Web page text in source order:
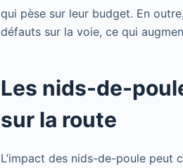
qui pèse sur leur budget. En
défauts sur la voie, ce qui
Les nids-de-
sur la route
L’impact des nids-de-poule peut